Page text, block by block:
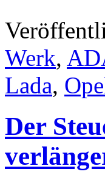
Werk,
Lada,
Der